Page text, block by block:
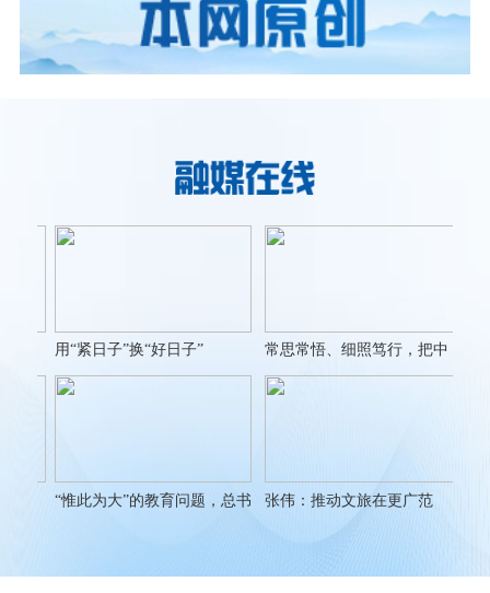
用“紧日子”换“好日子”
常思常悟、细照笃行，把中
央八项规定作为铁规矩、硬
杠杠
“惟此为大”的教育问题，总书
张伟：推动文旅在更广范